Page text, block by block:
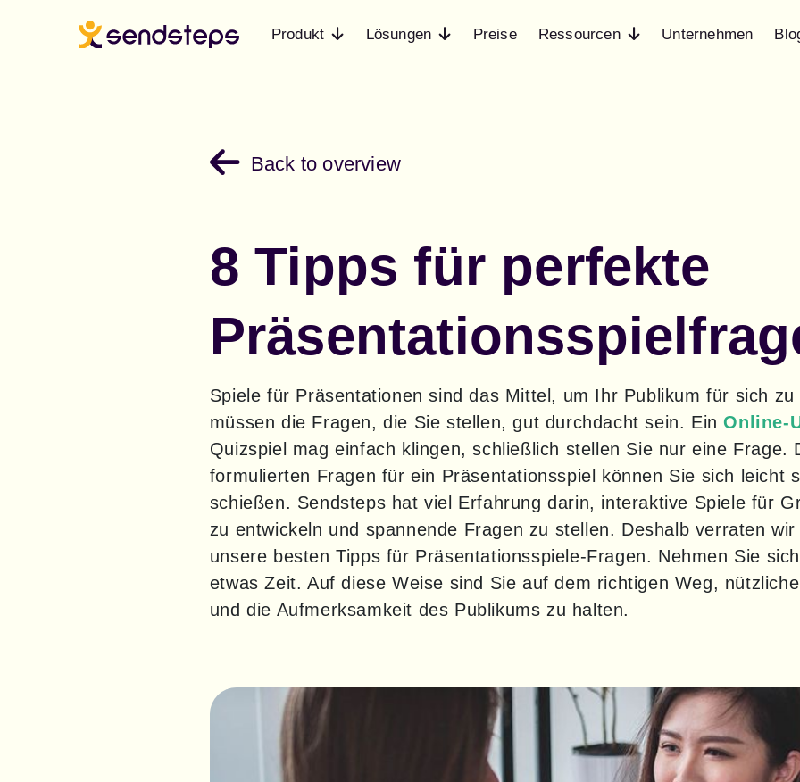
Produkt Lösungen Preise Ressourcen Unternehmen
Back to overview
8 Tipps für perfekte
Spiele für Präsentationen sind das Mittel, um Ihr Publikum für sich zu
müssen die Fragen, die Sie stellen, gut durchdacht sein. Ein Online-
Quizspiel mag einfach klingen, schließlich stellen Sie nur eine Frage.
formulierten Fragen für ein Präsentationsspiel können Sie sich leicht
schießen. Sendsteps hat viel Erfahrung darin, interaktive Spiele für
zu entwickeln und spannende Fragen zu stellen. Deshalb verraten
unsere besten Tipps für Präsentationsspiele-Fragen. Nehmen Sie
etwas Zeit. Auf diese Weise sind Sie auf dem richtigen Weg,
und die Aufmerksamkeit des Publikums zu halten.